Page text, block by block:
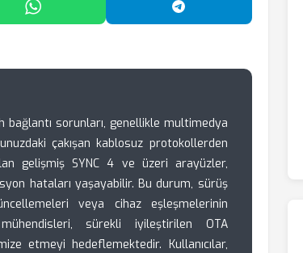
WhatsApp'ta Paylaş Telegram'da Paylaş
sorunları, genellikle multimedya
çakışan kablosuz protokollerden
gelişmiş SYNC 4 ve üzeri arayüzler,
hataları yaşayabilir. Bu durum, sürüş
veya cihaz eşleşmelerinin
sürekli iyileştirilen OTA
etmeyi hedeflemektedir. Kullanıcılar,